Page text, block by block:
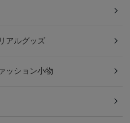
アルグッズ
ッション小物